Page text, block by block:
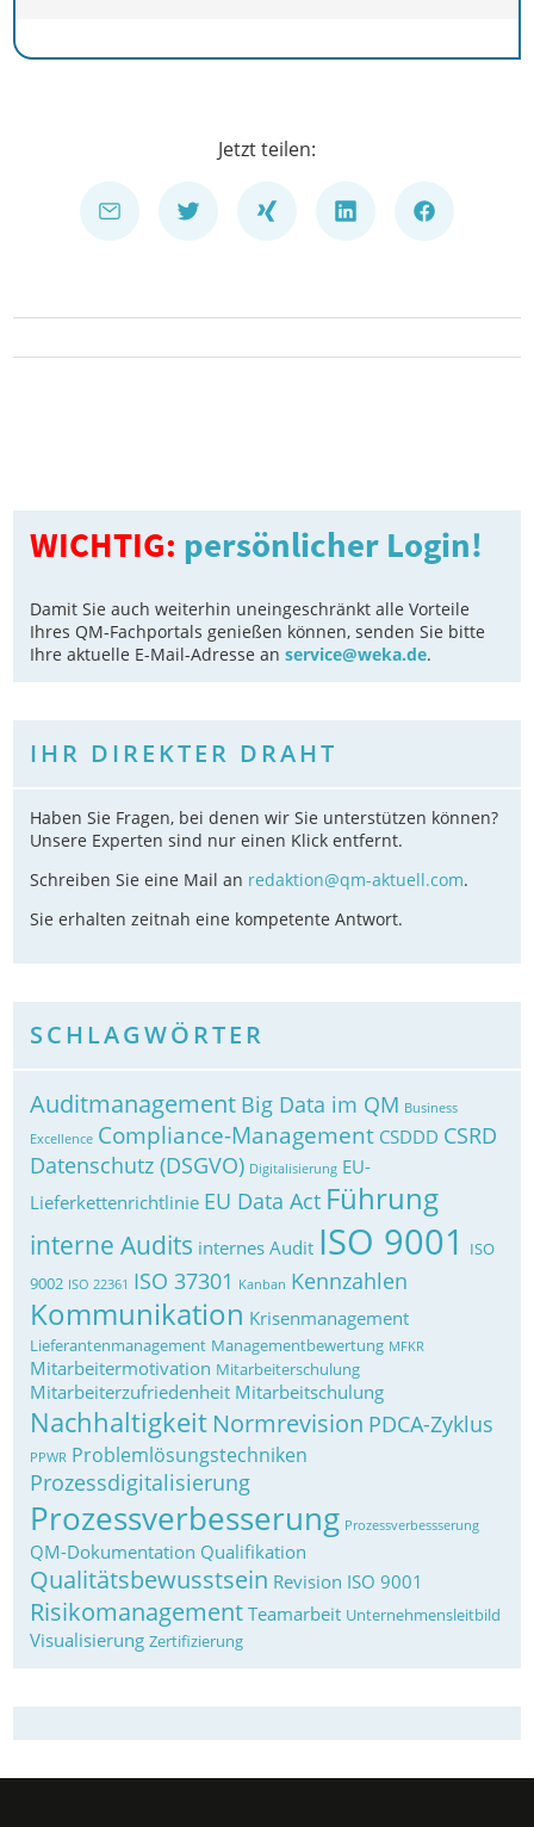
Jetzt teilen:
WICHTIG: persönlicher Login!
Damit Sie auch weiterhin uneingeschränkt alle Vorteile
Ihres QM-Fachportals genießen können, senden Sie bitte
Ihre aktuelle E-Mail-Adresse anservice@weka.de.
IHR DIREKTER DRAHT
Haben Sie Fragen, bei denen wir Sie unterstützen können?
Unsere Experten sind nur einen Klick entfernt.
Schreiben Sie eine Mail an redaktion@qm-aktuell.com.
Sie erhalten zeitnah eine kompetente Antwort.
SCHLAGWÖRTER
Auditmanagement Big Data im QM Business
Excellence Compliance-Management CSDDD CSRD
Datenschutz (DSGVO) Digitalisierung EU-
Lieferkettenrichtlinie EU Data Act Führung
interne Audits internes Audit ISO 9001
ISO
9002 ISO 22361 ISO 37301 Kanban Kennzahlen
Kommunikation Krisenmanagement
Lieferantenmanagement Managementbewertung MFKR
Mitarbeitermotivation Mitarbeiterschulung
Mitarbeiterzufriedenheit Mitarbeitschulung
Nachhaltigkeit Normrevision PDCA-Zyklus
PPWR Problemlösungstechniken
Prozessdigitalisierung
Prozessverbesserung Prozessverbessserung
QM-Dokumentation Qualifikation
Qualitätsbewusstsein Revision ISO 9001
Risikomanagement Teamarbeit Unternehmensleitbild
Visualisierung Zertifizierung